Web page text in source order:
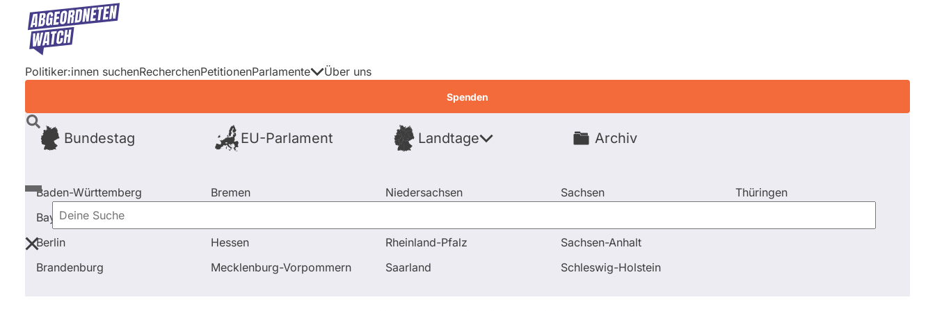
Direkt
Inhalt
Politiker:innen suchenRecherchenPetitionenParlamente
Bundestag EU-Parlament Landtage
Baden-Württemberg
Bayern
Berlin
Brandenburg
Bremen
Hessen
Mecklenburg-Vorpommern
Niedersachsen
Rheinland-Pfalz
Saarland
Sachsen
Sachsen-Anhalt
Schleswig-Holstein
Thüringen
Archiv
Über uns
Spenden
Deine
Suche
Startseite Frage stellen Patrick Sensburg Ausschuss-Mitgliedschaften